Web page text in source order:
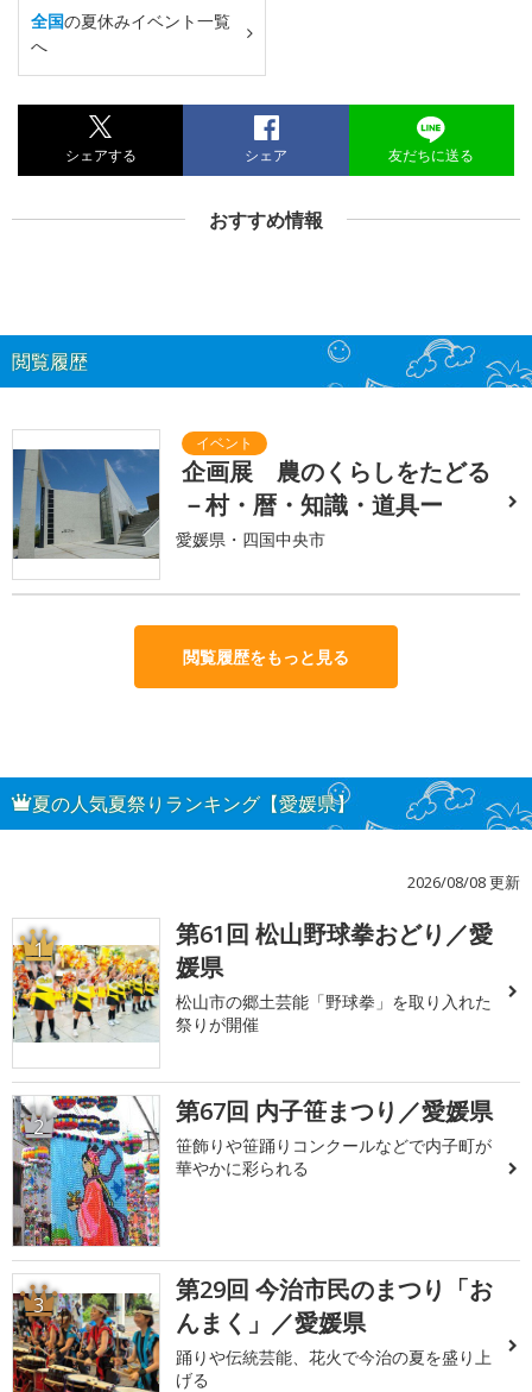
全国の夏休みイベント一覧
へ
シェアする シェア 友だちに送る
おすすめ情報
閲覧履歴
企画展 農のくらしをたどる
－村・暦・知識・道具ー
愛媛県・四国中央市
閲覧履歴をもっと見る
夏の人気夏祭りランキング【愛媛県】
2026/08/08 更新
1
第61回 松山野球拳おどり／愛
媛県
松山市の郷土芸能「野球拳」を取り入れた
祭りが開催
2 第67回 内子笹まつり／愛媛県
笹飾りや笹踊りコンクールなどで内子町が
華やかに彩られる
3
第29回 今治市民のまつり「お
んまく」／愛媛県
踊りや伝統芸能、花火で今治の夏を盛り上
げる